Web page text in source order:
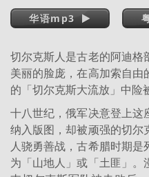
华语mp3
切尔克斯人是古老的阿迪
美丽的脸庞，在高加索自由
的「切尔克斯大流放」中险
十八世纪，俄军决意登上这
纳入版图，却被顽强的切尔
人骁勇善战，古希腊时期
为「山地人」或「土匪」